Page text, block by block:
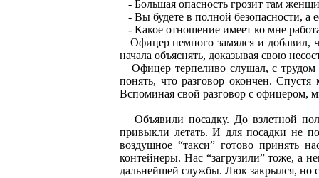
- Большая опасность грозит там
- Вы будете в полной безопасности, а
- Какое отношение имеет ко мне
Офицер немного замялся и добавил,
начала объяснять, доказывая свою
Офицер терпеливо слушал, с трудом
понять, что разговор окончен.
Вспоминая свой разговор с офицером,
Объявили посадку. До взлетной
привыкли летать. И для посадки не
воздушное “такси” готово принять
контейнеры. Нас “загрузили” тоже, а
дальнейшей службы. Люк закрылся, но